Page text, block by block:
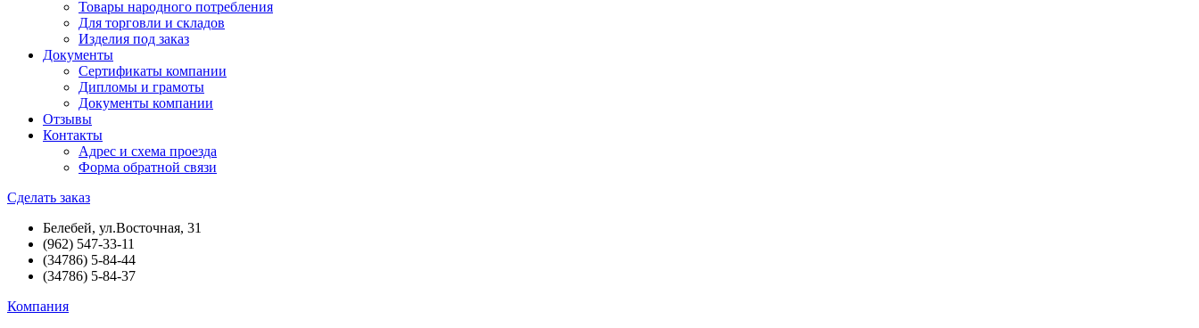
Товары народного потребления
Для торговли и складов
Изделия под заказ
Документы
Сертификаты компании
Дипломы и грамоты
Документы компании
Отзывы
Контакты
Адрес и схема проезда
Форма обратной связи
Сделать заказ
Белебей, ул.Восточная, 31
(962) 547-33-11
(34786) 5-84-44
(34786) 5-84-37
Компания